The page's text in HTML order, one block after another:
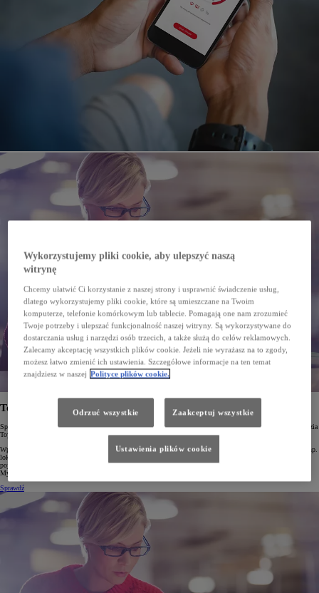
Toyota Connectivity Match
Sprawdź, w jaki sposób możesz w pełni wykorzystać Usługi Connected w Twojej Toyocie za pomocą narzędzia
Toyota Connectivity Match!
Wpisz numer identyfikacyjny Twojego samochodu (VIN) a dowiesz się, które ze zdalnych usług (takich jak np.
lokalizowanie samochodu, zdalne ustawianie temperatury, ładowanie pojazdu itp.) są dostępne dla Twojego
pojazdu w aplikacji MyToyota. Skorzystaj z Connectivity Match, sprawdź swoje usługi, pobierz aplikację
My Toyota i ciesz się jazdą!
Sprawdź
Wykorzystujemy pliki cookie, aby ulepszyć naszą
witrynę
Chcemy ułatwić Ci korzystanie z naszej strony i usprawnić świadczenie usług,
dlatego wykorzystujemy pliki cookie, które są umieszczane na Twoim
komputerze, telefonie komórkowym lub tablecie. Pomagają one nam zrozumieć
Twoje potrzeby i ulepszać funkcjonalność naszej witryny. Są wykorzystywane do
dostarczania usług i narzędzi osób trzecich, a także służą do celów reklamowych.
Zalecamy akceptację wszystkich plików cookie. Jeżeli nie wyrażasz na to zgody,
możesz łatwo zmienić ich ustawienia. Szczegółowe informacje na ten temat
znajdziesz w naszej Polityce plików cookie.
Odrzuć wszystkie Zaakceptuj wszystkie
Ustawienia plików cookie